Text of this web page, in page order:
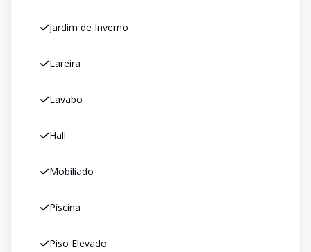
Jardim de Inverno
Lareira
Lavabo
Hall
Mobiliado
Piscina
Piso Elevado